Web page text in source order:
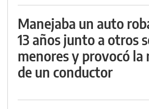
Manejaba un auto
13 años junto a otros
menores y provocó la
de un conductor